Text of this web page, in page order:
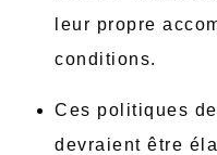
leur propre
conditions.
Ces politiques
devraient être